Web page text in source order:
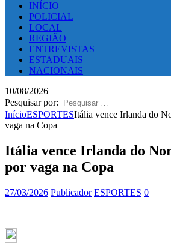
INÍCIO
POLICIAL
LOCAL
REGIÃO
ENTREVISTAS
ESTADUAIS
NACIONAIS
10/08/2026
Pesquisar por:
InícioESPORTESItália vence Irlanda do
vaga na Copa
Itália vence Irlanda do
por vaga na Copa
27/03/2026 Publicador ESPORTES 0